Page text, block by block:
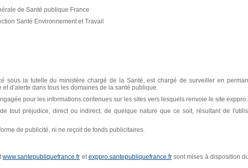
de Santé publique France
Santé Environnement et Travail
sous la tutelle du ministère chargé de la Santé, est chargé de surveiller en
d’alerte dans tous les domaines de la santé publique.
pour les informations contenues sur les sites vers lesquels renvoie le site
tout préjudice, direct ou indirect, de quelque nature que ce soit, résultant de
de publicité, ni ne reçoit de fonds publicitaires.
www.santepubliquefrance.fr etexppro.santepubliquefrance.frsont mises à disposition